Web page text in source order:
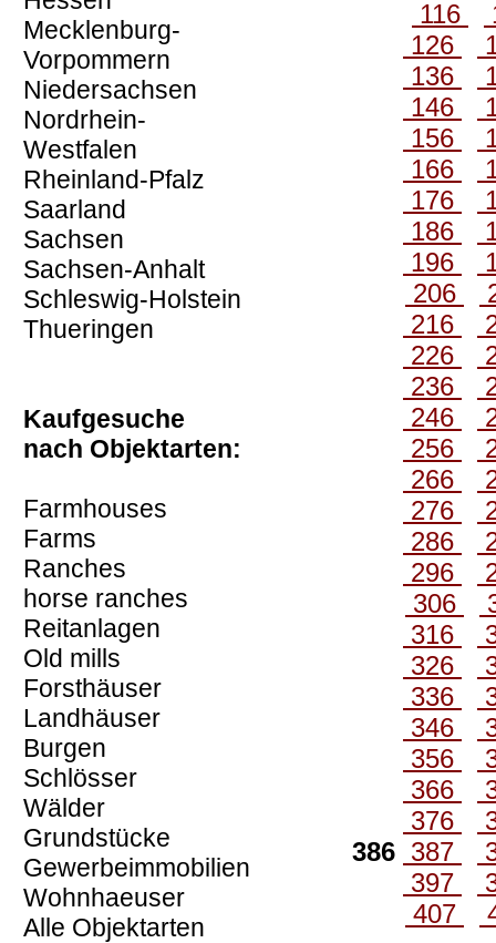
Mecklenburg-
Vorpommern
Niedersachsen
Nordrhein-
Westfalen
Rheinland-Pfalz
Saarland
Sachsen
Sachsen-Anhalt
Schleswig-Holstein
Thueringen
Kaufgesuche
nach Objektarten:
Farmhouses
Farms
Ranches
horse ranches
Reitanlagen
Old mills
Forsthäuser
Landhäuser
Burgen
Schlösser
Wälder
Grundstücke
Gewerbeimmobilien
Wohnhaeuser
Alle Objektarten
116
126
136
146
156
166
176
186
196
206
216
226
236
246
256
266
276
286
296
306
316
326
336
346
356
366
376
386 387
397
407